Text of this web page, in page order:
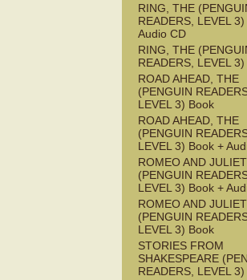
RING, THE
READERS, LEVEL
Audio CD
RING, THE
READERS, LEVEL
ROAD AHEAD, THE
(PENGUIN
LEVEL 3) Book
ROAD AHEAD, THE
(PENGUIN
LEVEL 3) Book +
ROMEO AND JULIET
(PENGUIN
LEVEL 3) Book +
ROMEO AND JULIET
(PENGUIN
LEVEL 3) Book
STORIES FROM
SHAKESPEARE
READERS, LEVEL